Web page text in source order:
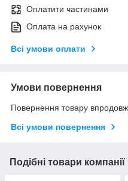
Оплатити частинами
Оплата на рахунок
Всі умови оплати
Умови повернення
Повернення товару
Всі умови повернення
Подібні товари компанії